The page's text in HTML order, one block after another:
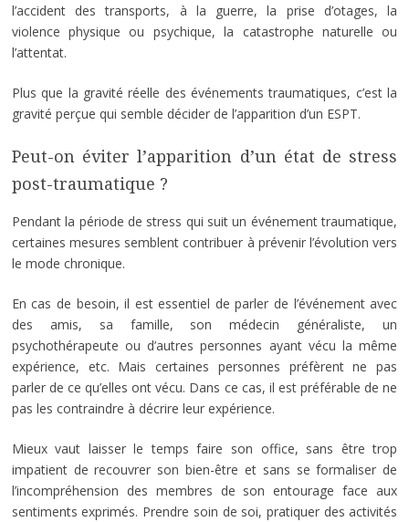
l’accident des transports, à la guerre, la prise d’otages, la
violence physique ou psychique, la catastrophe naturelle ou
l’attentat.
Plus que la gravité réelle des événements traumatiques, c’est la
gravité perçue qui semble décider de l’apparition d’un ESPT.
Peut-on éviter l’apparition d’un état de stress
post-traumatique ?
Pendant la période de stress qui suit un événement traumatique,
certaines mesures semblent contribuer à prévenir l’évolution vers
le mode chronique.
En cas de besoin, il est essentiel de parler de l’événement avec
des amis, sa famille, son médecin généraliste, un
psychothérapeute ou d’autres personnes ayant vécu la même
expérience, etc. Mais certaines personnes préfèrent ne pas
parler de ce qu’elles ont vécu. Dans ce cas, il est préférable de ne
pas les contraindre à décrire leur expérience.
Mieux vaut laisser le temps faire son office, sans être trop
impatient de recouvrer son bien-être et sans se formaliser de
l’incompréhension des membres de son entourage face aux
sentiments exprimés. Prendre soin de soi, pratiquer des activités